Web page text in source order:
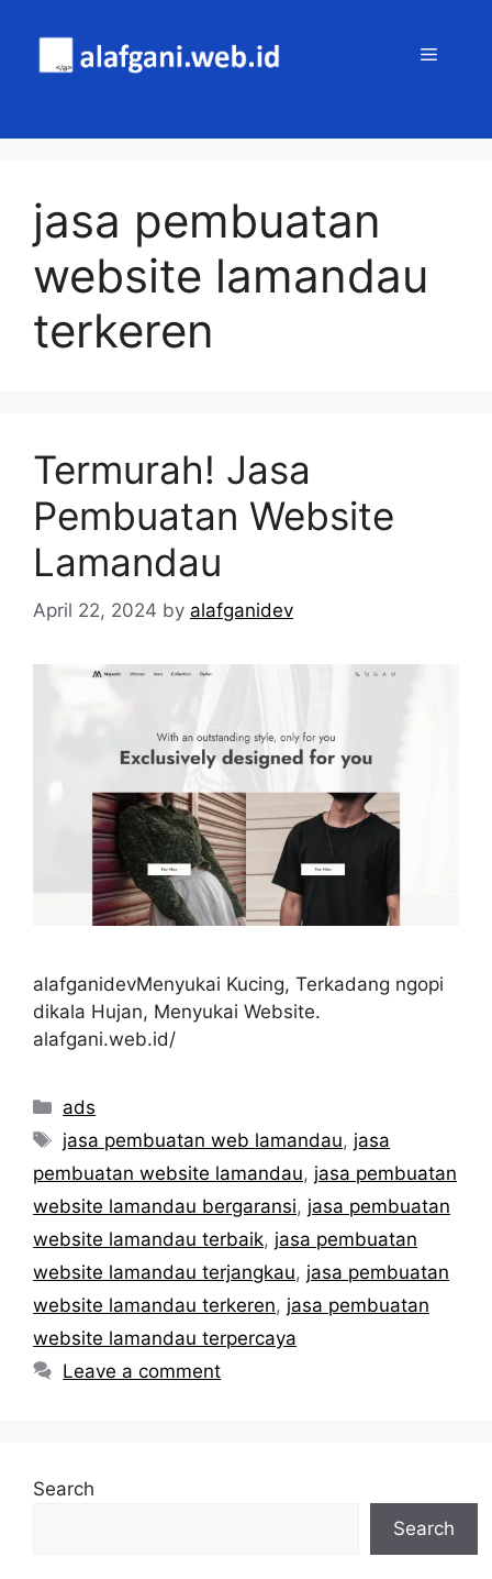
content
MENU
jasa pembuatan
website lamandau
terkeren
Termurah! Jasa
Pembuatan Website
Lamandau
April 22, 2024 by alafganidev
alafganidevMenyukai Kucing, Terkadang ngopi
dikala Hujan, Menyukai Website.
alafgani.web.id/
Categories
ads
Tags
jasa pembuatan web lamandau, jasa
pembuatan website lamandau, jasa pembuatan
website lamandau bergaransi, jasa pembuatan
website lamandau terbaik, jasa pembuatan
website lamandau terjangkau, jasa pembuatan
website lamandau terkeren, jasa pembuatan
website lamandau terpercaya
Leave a comment
Search
Search